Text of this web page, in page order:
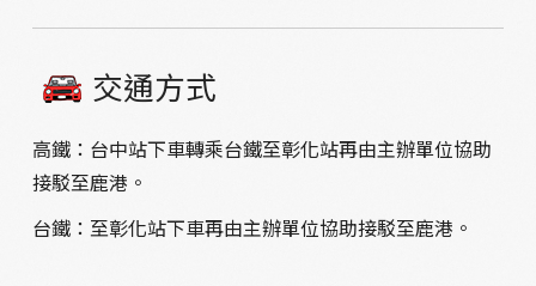
交通方式
高鐵：台中站下車轉乘台鐵至彰化站再由主辦單位協助
接駁至鹿港 。
台鐵：至彰化站下車再由主辦單位協助接駁至鹿港 。